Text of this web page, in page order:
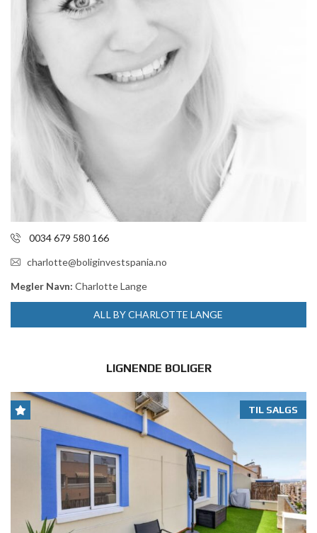
0034 679 580 166
charlotte@boliginvestspania.no
Megler Navn: Charlotte Lange
ALL BY CHARLOTTE LANGE
LIGNENDE BOLIGER
TIL SALGS